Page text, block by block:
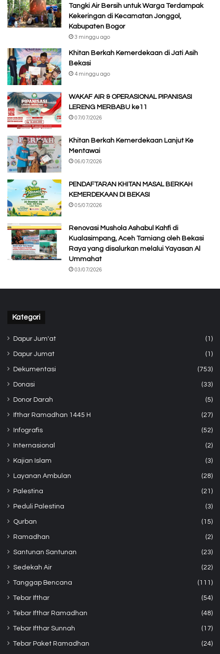
Tangki Air Bersih untuk Warga Terdampak
Kekeringan di Kecamatan Jonggol,
Kabupaten Bogor
3 minggu ago
Khitan Berkah Kemerdekaan di Jati Asih
Bekasi
4 minggu ago
WAKAF AIR & OPERASIONAL PIPANISASI
LERENG MERBABU ke11
07/07/2026
Khitan Berkah Kemerdekaan Lanjut Ke
Mentawai
06/07/2026
PENDAFTARAN KHITAN MASAL BERKAH
KEMERDEKAAN DI BEKASI
05/07/2026
Renovasi Mushola Ashabul Kahfi di
Kualasimpang, Aceh Tamiang oleh Bekasi
Raya yang disalurkan melalui Yayasan Al
Ummahat
03/07/2026
Kategori
Dapur Jum'at (1)
Dapur Jumat (1)
Dekumentasi (753)
Donasi (33)
Donor Darah (5)
Ifthar Ramadhan 1445 H (27)
Infografis (52)
Internasional (2)
Kajian Islam (3)
Layanan Ambulan (28)
Palestina (21)
Peduli Palestina (3)
Qurban (15)
Ramadhan (2)
Santunan Santunan (23)
Sedekah Air (22)
Tanggap Bencana (111)
Tebar Ifthar (54)
Tebar Ifthar Ramadhan (48)
Tebar Ifthar Sunnah (17)
Tebar Paket Ramadhan (24)